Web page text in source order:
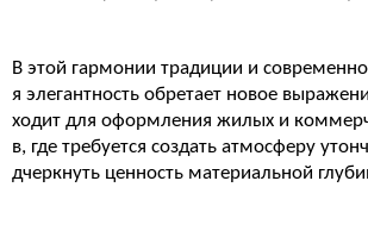
В этой гармонии традиции и
я элегантность обретает новое
ходит для оформления жилых и
в, где требуется создать атмосферу
дчеркнуть ценность материальной